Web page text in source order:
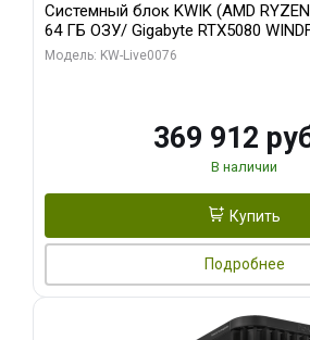
Системный блок KWIK (AMD
64 ГБ ОЗУ/ Gigabyte RTX5080
16GB GDDR7 256bit / 960 ГБ SSD)
Модель: KW-Live0076
369 912
В наличии
Купить
Подробнее